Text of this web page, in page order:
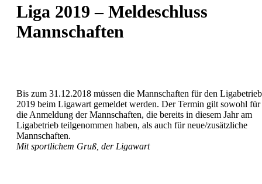
content
Liga 2019 – Meldeschluss
Mannschaften
Bis zum 31.12.2018 müssen die Mannschaften für den Ligabetrieb
2019 beim Ligawart gemeldet werden. Der Termin gilt sowohl für
die Anmeldung der Mannschaften, die bereits in diesem Jahr am
Ligabetrieb teilgenommen haben, als auch für neue/zusätzliche
Mannschaften.
Mit sportlichem Gruß, der Ligawart